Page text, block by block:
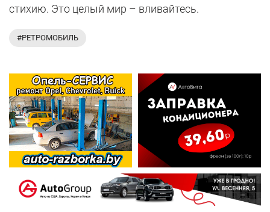
стихию. Это целый мир – вливайтесь.
#РЕТРОМОБИЛЬ